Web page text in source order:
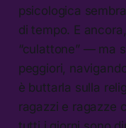
psicologica
di tempo. E
“culattone” — ma
peggiori,
è buttarla sulla
ragazzi e ragazze